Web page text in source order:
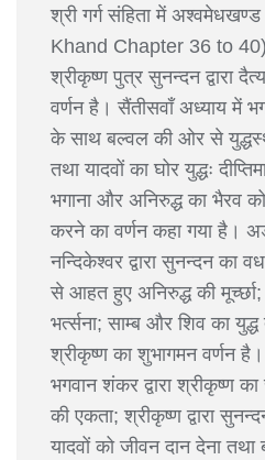
श्री गर्ग संहिता में
Khand Chapter 36 to 40)
श्रीकृष्ण पुत्र सुनन्दन द्वारा
वर्णन है। सैंतीसवाँ अध्याय में
के साथ बल्वल की ओर से
तथा यादवों का घोर युद्धः
भगाना और अनिरुद्ध का भैरव
करने का वर्णन कहा गया है।
नन्दिकेश्वर द्वारा सुनन्दन का
से आहत हुए अनिरुद्ध की मूर्च्छा;
भर्त्सना; साम्ब और शिव का
श्रीकृष्ण का शुभागमन वर्णन
भगवान शंकर द्वारा श्रीकृष्ण
की एकता; श्रीकृष्ण द्वारा
यादवों को जीवन दान देना तथा